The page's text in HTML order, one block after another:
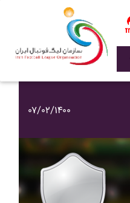
۰۷/۰۲/۱۴۰۰